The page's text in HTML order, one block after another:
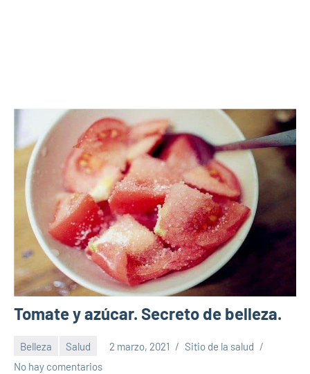
Tomate y azúcar. Secreto de belleza.
Belleza Salud 2 marzo, 2021
Sitio de la salud
No hay comentarios